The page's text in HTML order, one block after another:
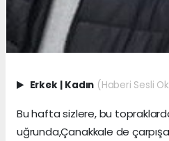
Erkek | Kadın (Haberi Sesli
Bu hafta sizlere, bu
uğrunda,Çanakkale de